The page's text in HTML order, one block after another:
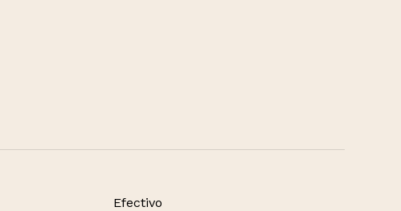
Efectivo